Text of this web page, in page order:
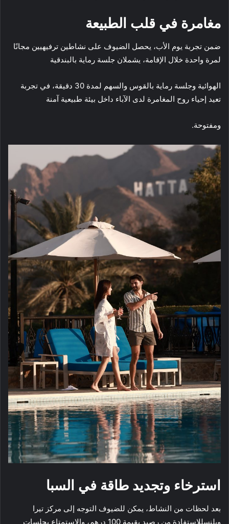
مغامرة في قلب الطبيعة
ضمن تجربة يوم الأب، يحصل الضيوف على نشاطين ترفيهيين مجانًا
لمرة واحدة خلال الإقامة، يشملان جلسة رماية بالبندقية
الهوائية وجلسة رماية بالقوس والسهم لمدة 30 دقيقة، في تجربة
تعيد إحياء روح المغامرة لدى الآباء داخل بيئة طبيعية آمنة
ومفتوحة.
استرخاء وتجديد طاقة في السبا
بعد لحظات من النشاط، يمكن للضيوف التوجه إلى مركز تيرا
ويلنسللاستفادة من رصيد بقيمة 100 درهم، والاستمتاع بجلسات